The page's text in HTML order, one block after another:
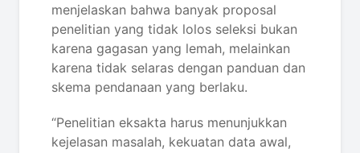
menjelaskan bahwa banyak proposal
penelitian yang tidak lolos seleksi bukan
karena gagasan yang lemah, melainkan
karena tidak selaras dengan panduan dan
skema pendanaan yang berlaku.
“Penelitian eksakta harus menunjukkan
kejelasan masalah, kekuatan data awal,